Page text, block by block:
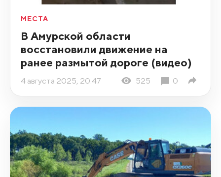
МЕСТА
В Амурской области
восстановили движение на
ранее размытой дороге (видео)
4 августа 2025, 20:47 525 0